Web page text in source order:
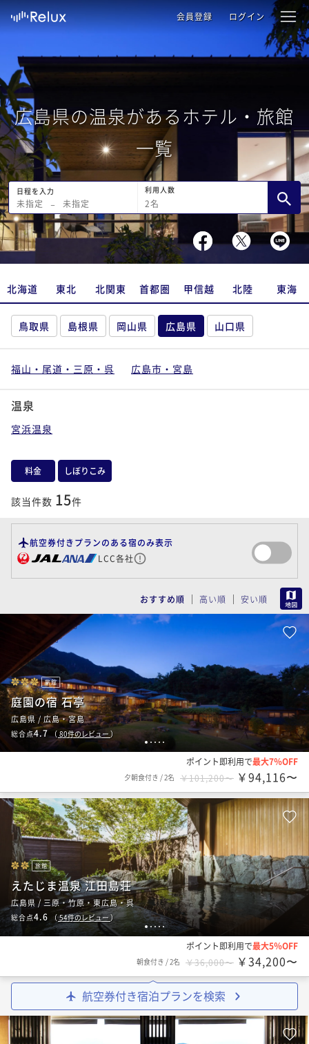
会員登録 ログイン
広島県の温泉があるホテル・旅館
一覧
日程を入力
未指定 − 未指定
利用人数
2名
北海道 東北 北関東 首都圏 甲信越 北陸 東海
鳥取県 島根県 岡山県 広島県 山口県
福山・尾道・三原・呉 広島市・宮島
温泉
宮浜温泉
料金 しぼりこみ
該当件数 15件
航空券付きプランのある宿のみ表示
LCC各社
おすすめ順 高い順 安い順
1 2 3 4 5
旅館
庭園の宿 石亭
広島県 / 広島・宮島
総合点4.7（ 80件のレビュー）
ポイント即利用で最大7％OFF
夕朝食付き /2名 ￥101,200〜 ￥94,116〜
1 23 45
旅館
えたじま温泉 江田島荘
広島県 / 三原・竹原・東広島・呉
総合点4.6 （54件のレビュー）
ポイント即利用で最大5％OFF
朝食付き /2名 ￥36,000〜 ￥34,200〜
航空券付き宿泊プランを検索